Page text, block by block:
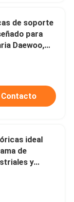
de soporte
para
Daewoo,
a
Contacto
ideal
de
y
ofrece
duraderas